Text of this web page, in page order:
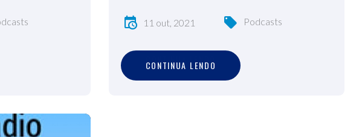
11 out, 2021 Podcasts
CONTINUA LENDO